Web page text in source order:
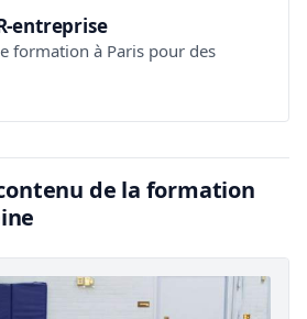
entreprise
formation à Paris pour des
de la formation